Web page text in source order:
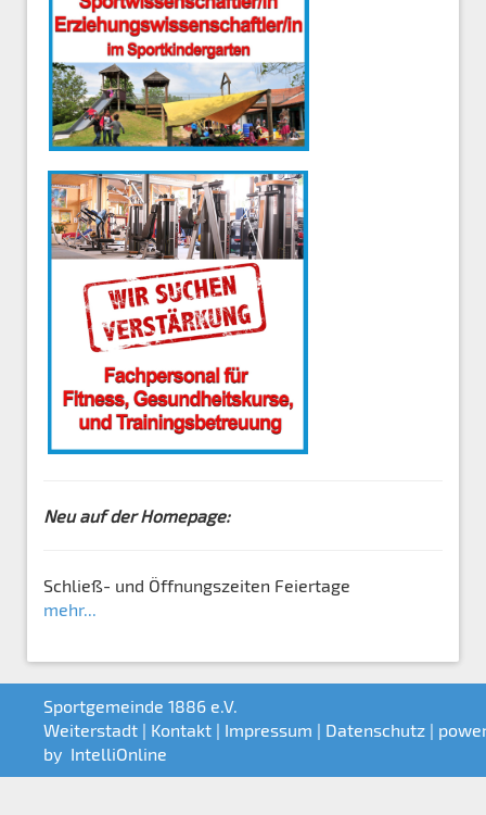
Neu auf der Homepage:
Schließ- und Öffnungszeiten Feiertage
mehr...
Sportgemeinde 1886 e.V.
Weiterstadt | Kontakt | Impressum | Datenschutz |
by IntelliOnline